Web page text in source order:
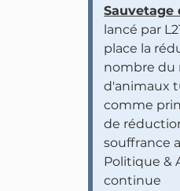
Sauvetage
lancé par
place la
nombre du
d'animaux
comme
de
souffrance
Politique &
continue